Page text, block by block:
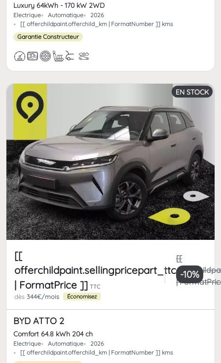
Luxury 64kWh - 170 kW 2WD
Electrique Automatique
2026
[[ offerchildpaint.offerchild_km | FormatNumber ]] kms
Garantie Constructeur
EN STOCK
[[
offerchildpaint.sellingpricepart_ttc
| FormatPrice ]] TTC
[[
|
dès 344€/mois Économisez
-10%
BYD ATTO 2
Comfort 64.8 kWh 204 ch
Electrique Automatique
2026
[[ offerchildpaint.offerchild_km | FormatNumber ]] kms